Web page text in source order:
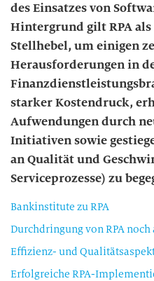
des Einsatzes von
Hintergrund gilt RPA
Stellhebel, um einigen
Herausforderungen in
starker Kostendruck,
Aufwendungen durch
Initiativen sowie
an Qualität und
Serviceprozesse) zu
Bankinstitute zu RPA